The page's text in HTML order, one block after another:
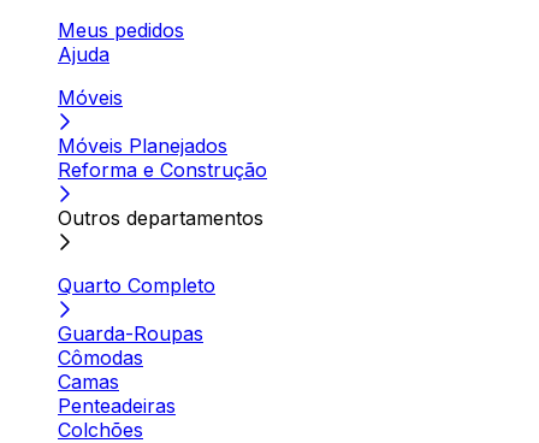
Meus pedidos
Ajuda
Móveis
Móveis Planejados
Reforma e Construção
Outros departamentos
Quarto Completo
Guarda-Roupas
Cômodas
Camas
Penteadeiras
Colchões